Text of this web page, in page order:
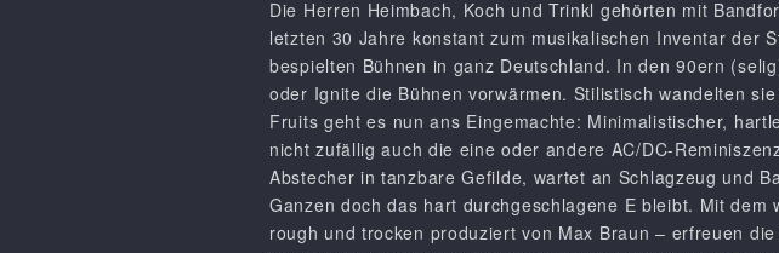
Die Herren Heimbach, Koch und Trinkl gehörten mit
letzten 30 Jahre konstant zum musikalischen Inventar der
bespielten Bühnen in ganz Deutschland. In den 90ern
oder Ignite die Bühnen vorwärmen. Stilistisch wandelten
Fruits geht es nun ans Eingemachte: Minimalistischer,
nicht zufällig auch die eine oder andere AC/DC-
Abstecher in tanzbare Gefilde, wartet an Schlagzeug und
Ganzen doch das hart durchgeschlagene E bleibt. Mit
rough und trocken produziert von Max Braun – erfreuen